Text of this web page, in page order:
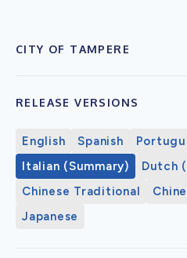
CITY OF TAMPERE
RELEASE VERSIONS
English Spanish
Italian (Summary)
Dutch
Chinese Traditional
Japanese